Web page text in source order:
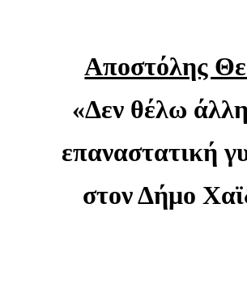
Αποστόλης
«Δεν θέλω
επαναστατική
στον Δήμο